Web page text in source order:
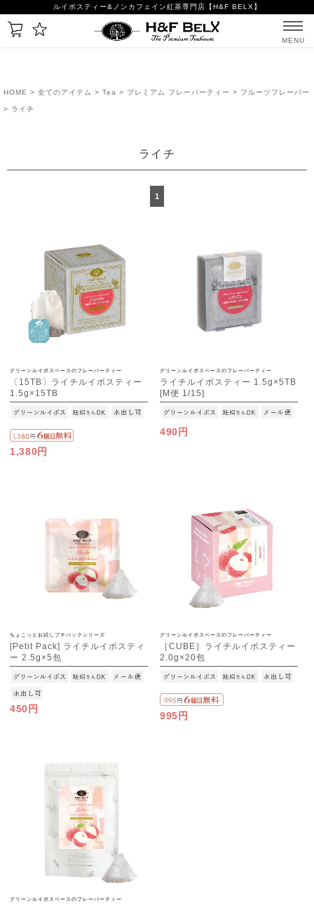
ルイボスティー&ノンカフェイン紅茶専門店【H&F BELX】
MENU
HOME > 全てのアイテム > Tea > プレミアム フレーバーティー > フルーツフレーバー
> ライチ
ライチ
1
グリーンルイボスベースのフレーバーティー
〔15TB〕ライチルイボスティー
1.5g×15TB
1,380円
グリーンルイボスベースのフレーバーティー
ライチルイボスティー 1.5g×5TB
[M便 1/15]
490円
ちょこっとお試しプチパックシリーズ
[Petit Pack] ライチルイボスティ
ー 2.5g×5包
[M便 1/10]
450円
グリーンルイボスベースのフレーバーティー
［CUBE］ライチルイボスティー
2.0g×20包
995円
グリーンルイボスベースのフレーバーティー